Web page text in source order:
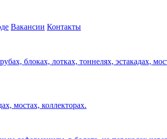
Вакансии Контакты
блоках, лотках, тоннелях, эстакадах,
мостах, коллекторах.